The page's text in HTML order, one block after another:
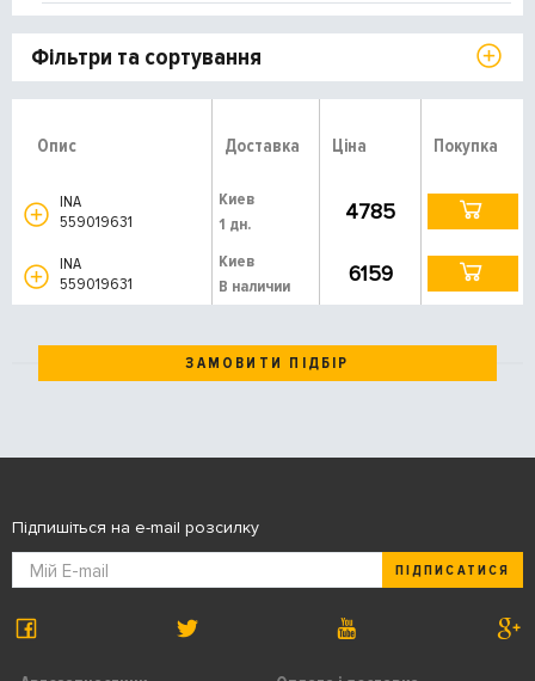
Фільтри та сортування
Опис Доставка Ціна Покупка
INA
559019631
Киев
1 дн.
4785
INA
559019631
Киев
В наличии
6159
ЗАМОВИТИ ПІДБІР
Підпишіться на e-mail розсилку
ПІДПИСАТИСЯ